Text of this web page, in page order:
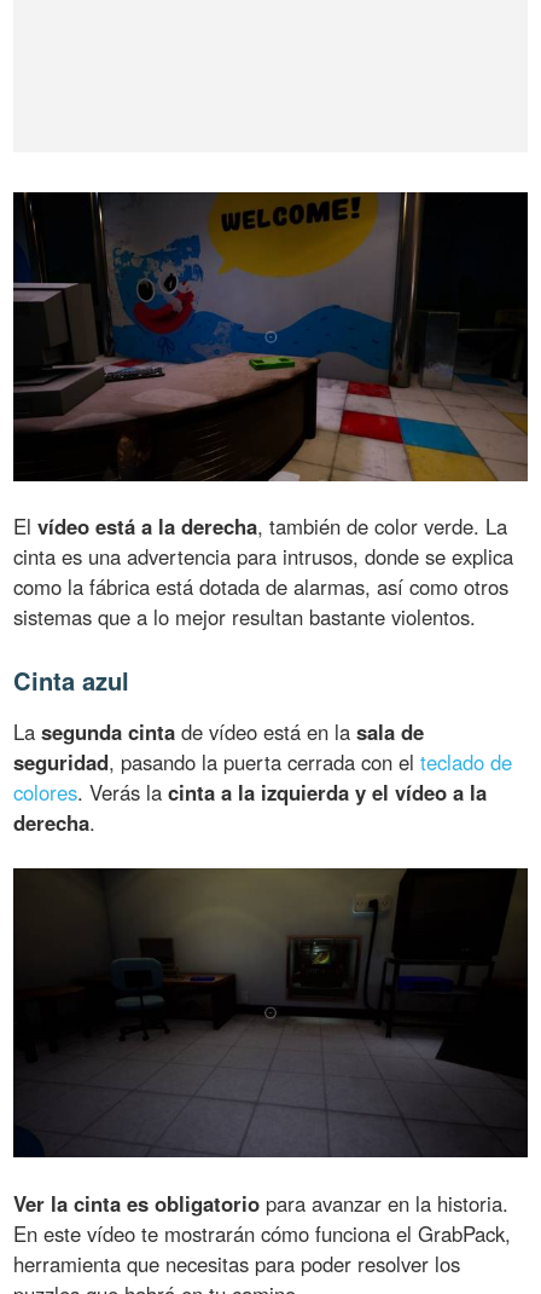
Elvídeo está a la derecha, también de color verde. La
cinta es una advertencia para intrusos, donde se explica
como la fábrica está dotada de alarmas, así como otros
sistemas que a lo mejor resultan bastante violentos.
Cinta azul
Lasegunda cinta de vídeo está en lasala de
seguridad, pasando la puerta cerrada con elteclado de
colores. Verás lacinta a la izquierda y el vídeo a la
derecha.
Ver la cinta es obligatorio para avanzar en la historia.
En este vídeo te mostrarán cómo funciona el GrabPack,
herramienta que necesitas para poder resolver los